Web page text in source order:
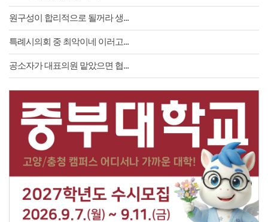
원구성이 합리적으로 될꺼라 생...
특례시의회 중 최악이네 이러고...
공소자가 대표의원 맡았으면 협...